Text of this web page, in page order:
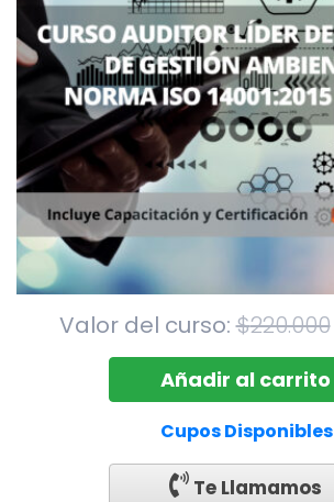
Valor del curso:$220.000
Añadir al carrito
Cupos Disponibles
Te Llamamos